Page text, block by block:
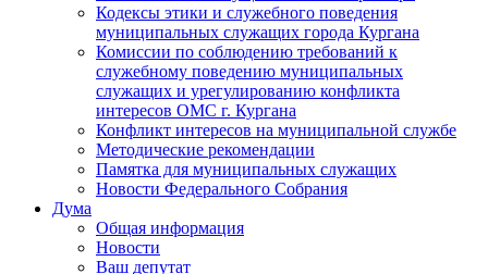
Кодексы этики и служебного поведения
муниципальных служащих города Кургана
Комиссии по соблюдению требований к
служебному поведению муниципальных
служащих и урегулированию конфликта
интересов ОМС г. Кургана
Конфликт интересов на муниципальной службе
Методические рекомендации
Памятка для муниципальных служащих
Новости Федерального Cобрания
Дума
Общая информация
Новости
Ваш депутат